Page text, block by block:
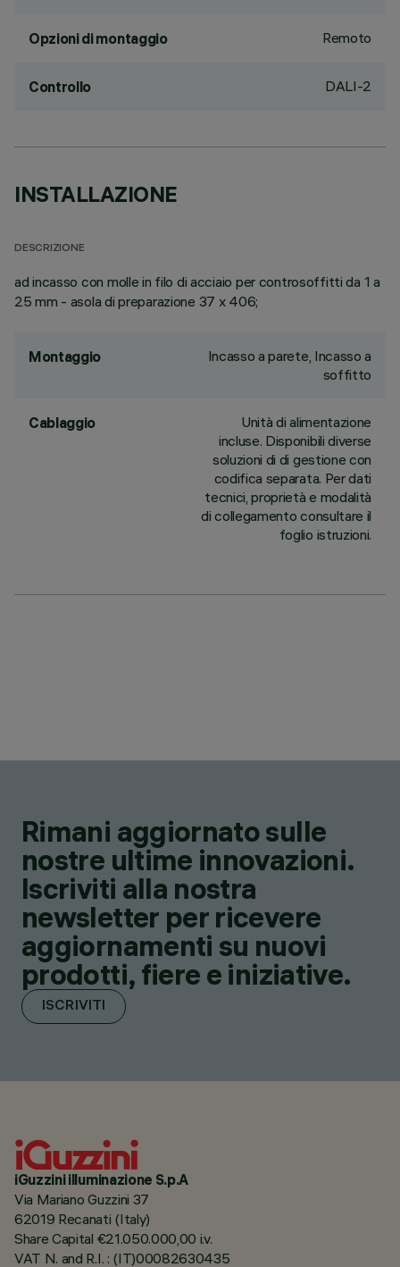
Opzioni di montaggio Remoto
Controllo DALI-2
INSTALLAZIONE
DESCRIZIONE
ad incasso con molle in filo di acciaio per controsoffitti da 1 a
25 mm - asola di preparazione 37 x 406;
Montaggio
Incasso a parete, Incasso a
soffitto
Cablaggio
Unità di alimentazione
incluse. Disponibili diverse
soluzioni di di gestione con
codifica separata. Per dati
tecnici, proprietà e modalità
di collegamento consultare il
foglio istruzioni.
Rimani aggiornato sulle
nostre ultime innovazioni.
Iscriviti alla nostra
newsletter per ricevere
aggiornamenti su nuovi
prodotti, fiere e iniziative.
ISCRIVITI
iGuzzini illuminazione S.p.A
Via Mariano Guzzini 37
62019 Recanati (Italy)
Share Capital €21.050.000,00 i.v.
VAT N. and R.I. : (IT)00082630435